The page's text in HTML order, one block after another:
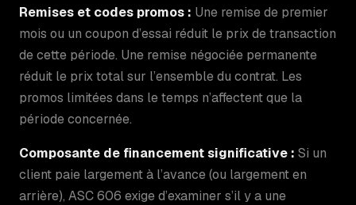
Remises et codes promos : Une remise de premier
mois ou un coupon d’essai réduit le prix de transaction
de cette période. Une remise négociée permanente
réduit le prix total sur l’ensemble du contrat. Les
promos limitées dans le temps n’affectent que la
période concernée.
Composante de financement significative : Si un
client paie largement à l’avance (ou largement en
arrière), ASC 606 exige d’examiner s’il y a une